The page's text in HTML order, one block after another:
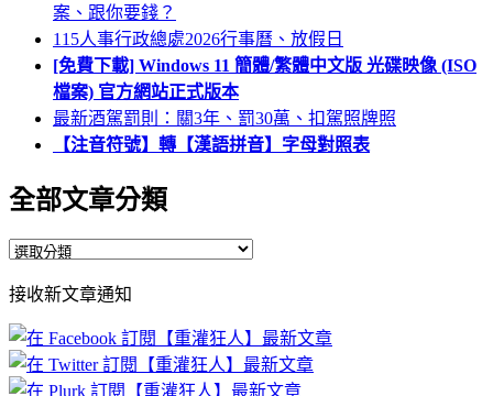
案、跟你要錢？
115人事行政總處2026行事曆、放假日
[免費下載] Windows 11 簡體/繁體中文版 光碟映像 (ISO
檔案) 官方網站正式版本
最新酒駕罰則：關3年、罰30萬、扣駕照牌照
【注音符號】轉【漢語拼音】字母對照表
全部文章分類
全
文
章
分
類
接收新文章通知